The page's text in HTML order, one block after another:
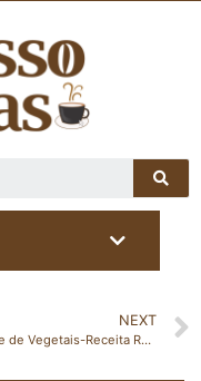
NEXT
Omelete de Vegetais-Receita Rápida e Prática Para o Café da Tarde